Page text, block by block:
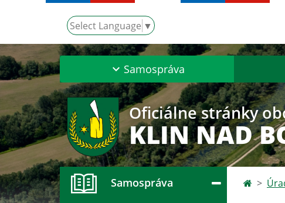
Select Language ▼
Samospráva
Oficiálne stránky
KLIN NAD
Samospráva